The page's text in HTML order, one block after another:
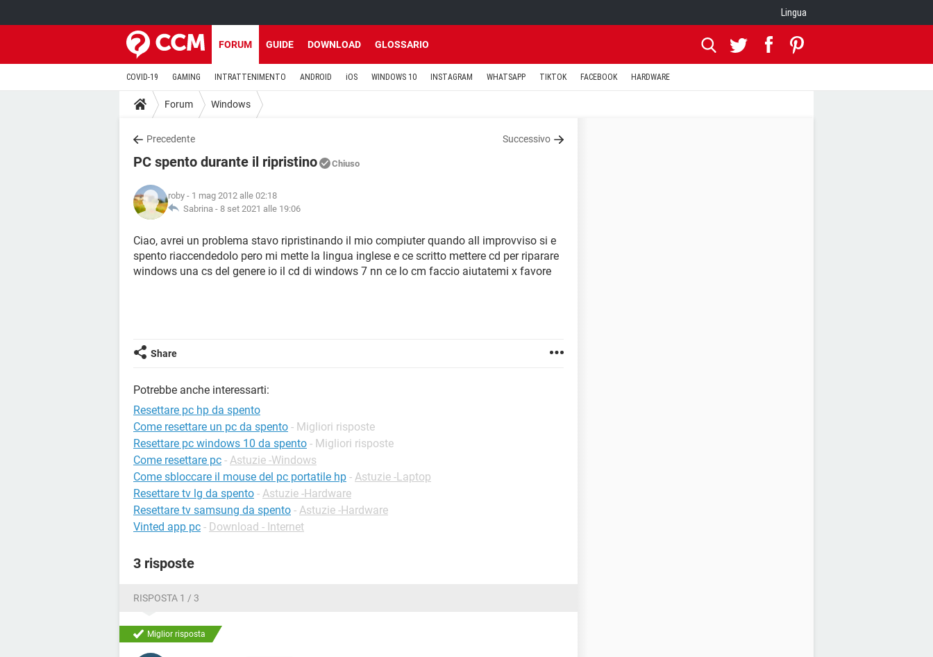
Lingua
FORUM GUIDE DOWNLOAD GLOSSARIO
COVID-19 GAMING INTRATTENIMENTO ANDROID iOS WINDOWS 10 INSTAGRAM WHATSAPP TIKTOK FACEBOOK HARDWARE
Forum Windows
Precedente Successivo
PC spento durante il ripristino Chiuso
roby - 1 mag 2012 alle 02:18
Sabrina - 8 set 2021 alle 19:06
Ciao, avrei un problema stavo ripristinando il mio compiuter quando all improvviso si e
spento riaccendedolo pero mi mette la lingua inglese e ce scritto mettere cd per riparare
windows una cs del genere io il cd di windows 7 nn ce lo cm faccio aiutatemi x favore
Share
Potrebbe anche interessarti:
Resettare pc hp da spento
Come resettare un pc da spento - Migliori risposte
Resettare pc windows 10 da spento - Migliori risposte
Come resettare pc - Astuzie -Windows
Come sbloccare il mouse del pc portatile hp - Astuzie -Laptop
Resettare tv lg da spento - Astuzie -Hardware
Resettare tv samsung da spento - Astuzie -Hardware
Vinted app pc - Download - Internet
3 risposte
RISPOSTA 1 / 3
Miglior risposta